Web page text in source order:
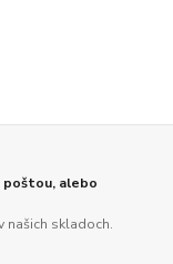
poštou, alebo
našich skladoch.